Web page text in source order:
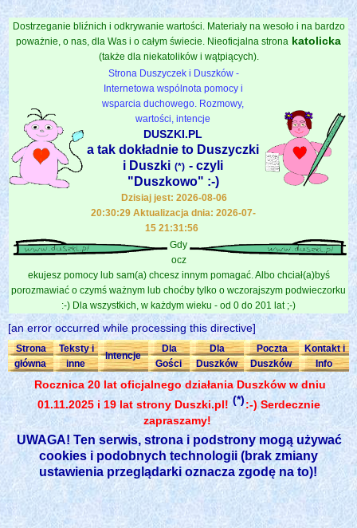
Dostrzeganie bliźnich i odkrywanie wartości. Materiały na wesoło i na bardzo
poważnie, o nas, dla Was i o całym świecie. Nieoficjalna strona katolicka
(także dla niekatolików i wątpiących).
Strona Duszyczek i Duszków -
Internetowa wspólnota pomocy i
wsparcia duchowego. Rozmowy,
wartości, intencje
DUSZKI.PL
a tak dokładnie to Duszyczki
i Duszki (*) - czyli
"Duszkowo" :-)
Dzisiaj jest: 2026-08-06
20:30:29 Aktualizacja dnia: 2026-07-
15 21:31:56
Gdy
ocz
ekujesz pomocy lub sam(a) chcesz innym pomagać. Albo chciał(a)byś
porozmawiać o czymś ważnym lub choćby tylko o wczorajszym podwieczorku
:-) Dla wszystkich, w każdym wieku - od 0 do 201 lat ;-)
[an error occurred while processing this directive]
Strona
główna
Teksty i
inne
Intencje
Dla
Gości
Dla
Duszków
Poczta
Duszków
Kontakt i
Info
Rocznica 20 lat oficjalnego działania Duszków w dniu
01.11.2025 i 19 lat strony Duszki.pl! (*):-) Serdecznie
zapraszamy!
UWAGA! Ten serwis, strona i podstrony mogą używać
cookies i podobnych technologii (brak zmiany
ustawienia przeglądarki oznacza zgodę na to)!